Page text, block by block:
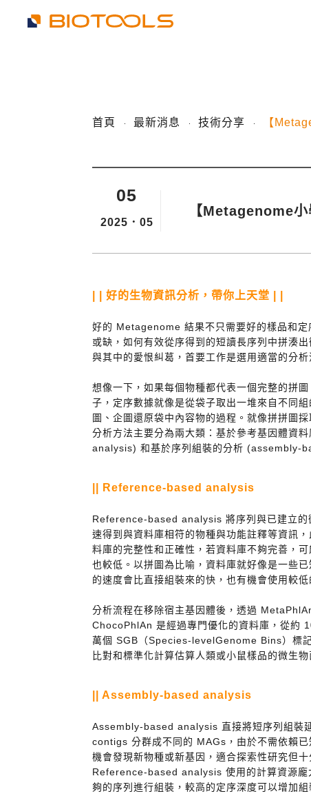
首頁 最新消息 技術分享 【
05
2025．05
【Metagenome
| | 好的生物資訊分析，帶你上天堂 | |
好的 Metagenome 結果不只需要好的樣品和
或缺，如何有效從序得到的短讀⻑序列中拼湊
與其中的愛恨糾葛，首要工作是選用適當的分析
想像一下，如果每個物種都代表一個完整的拼
子，定序數據就像是從袋子取出一堆來自不同
圖、企圖還原袋中內容物的過程。就像拼拼圖
分析方法主要分為兩大類：基於參考基因體資
analysis) 和基於序列組裝的分析 (assembly-
|| Reference-based analysis
Reference-based analysis 將序列與已建立的
速得到與資料庫相符的物種與功能註釋等資訊
料庫的完整性和正確性，若資料庫不夠完善，
也較低。以拼圖為比喻，資料庫就好像是一些
的速度會比直接組裝來的快，也有機會使用較低
分析流程在移除宿主基因體後，透過
ChocoPhlAn 是經過專門優化的資料庫，從約
萬個 SGB（Species-levelGenome Bins）標
比對和標準化計算估算人類或小鼠樣品的微生物
|| Assembly-based analysis
Assembly-based analysis 直接將短序列組裝
contigs 分群成不同的 MAGs，由於不需依賴
機會發現新物種或新基因，適合探索性研究但
Reference-based analysis 使用的計算資源龐
夠的序列進行組裝，較高的定序深度可以增加